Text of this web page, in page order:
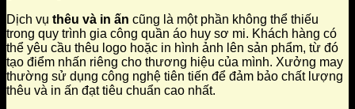
Dịch vụ thêu và in ấn cũng là một phần không thể thiếu
trong quy trình gia công quần áo huy sơ mi. Khách hàng có
thể yêu cầu thêu logo hoặc in hình ảnh lên sản phẩm, từ đó
tạo điểm nhấn riêng cho thương hiệu của mình. Xưởng may
thường sử dụng công nghệ tiên tiến để đảm bảo chất lượng
thêu và in ấn đạt tiêu chuẩn cao nhất.